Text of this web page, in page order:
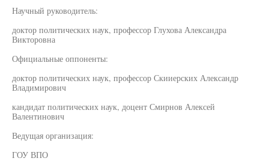
Научный руководитель:
доктор политических наук, профессор Глухова Александра
Викторовна
Официальные оппоненты:
доктор политических наук, профессор Скииерских Александр
Владимирович
кандидат политических наук, доцент Смирнов Алексей
Валентинович
Ведущая организация:
ГОУ ВПО